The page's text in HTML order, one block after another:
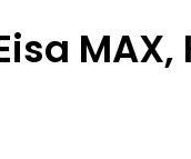
MAX,